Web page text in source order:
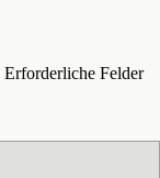
Erforderliche Felder